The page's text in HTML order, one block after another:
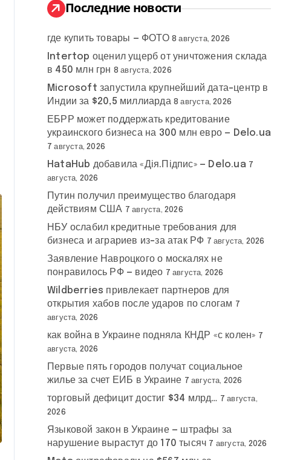
:
Последние новости
где купить товары — ФОТО 8 августа, 2026
Intertop оценил ущерб от уничтожения склада
в 450 млн грн 8 августа, 2026
Microsoft запустила крупнейший дата-центр в
Индии за $20,5 миллиарда 8 августа, 2026
ЕБРР может поддержать кредитование
украинского бизнеса на 300 млн евро — Delo.ua
7 августа, 2026
HataHub добавила «Дія.Підпис» — Delo.ua 7
августа, 2026
Путин получил преимущество благодаря
действиям США 7 августа, 2026
НБУ ослабил кредитные требования для
бизнеса и аграриев из-за атак РФ 7 августа, 2026
Заявление Навроцкого о москалях не
понравилось РФ — видео 7 августа, 2026
Wildberries привлекает партнеров для
открытия хабов после ударов по слогам 7
августа, 2026
как война в Украине подняла КНДР «с колен» 7
августа, 2026
Первые пять городов получат социальное
жилье за счет ЕИБ в Украине 7 августа, 2026
торговый дефицит достиг $34 млрд… 7 августа,
2026
Языковой закон в Украине — штрафы за
нарушение вырастут до 170 тысяч 7 августа, 2026